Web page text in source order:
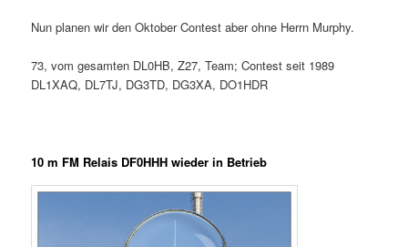
Nun planen wir den Oktober Contest aber ohne Herrn Murphy.
73, vom gesamten DL0HB, Z27, Team; Contest seit 1989
DL1XAQ, DL7TJ, DG3TD, DG3XA, DO1HDR
10 m FM Relais DF0HHH wieder in Betrieb